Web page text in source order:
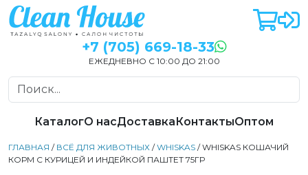
+7 (705) 669-18-33
ЕЖЕДНЕВНО С 10:00 ДО 21:00
КаталогО насДоставкаКонтактыОптом
ГЛАВНАЯ / ВСЁ ДЛЯ ЖИВОТНЫХ /WHISKAS / WHISKAS КОШАЧИЙ
КОРМ С КУРИЦЕЙ И ИНДЕЙКОЙ ПАШТЕТ 75ГР